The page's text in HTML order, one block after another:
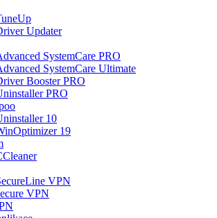
Updater
SystemCare PRO
SystemCare Ultimate
Booster PRO
PRO
10
19
VPN
VPN